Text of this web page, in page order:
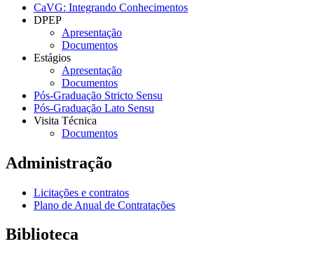
CaVG: Integrando Conhecimentos
DPEP
Apresentação
Documentos
Estágios
Apresentação
Documentos
Pós-Graduação Stricto Sensu
Pós-Graduação Lato Sensu
Visita Técnica
Documentos
Administração
Licitações e contratos
Plano de Anual de Contratações
Biblioteca